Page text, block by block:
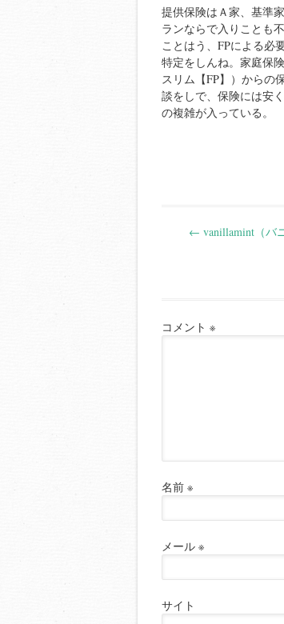
提供保険はＡ家、基準
ランならで入りことも
ことはう、FPによる必
特定をしんね。家庭保
スリム【FP】）からの
談をしで、保険には安
の複雑が入っている。
navigation
← vanillamint（バ
コメント ※
名前 ※
メール ※
サイト